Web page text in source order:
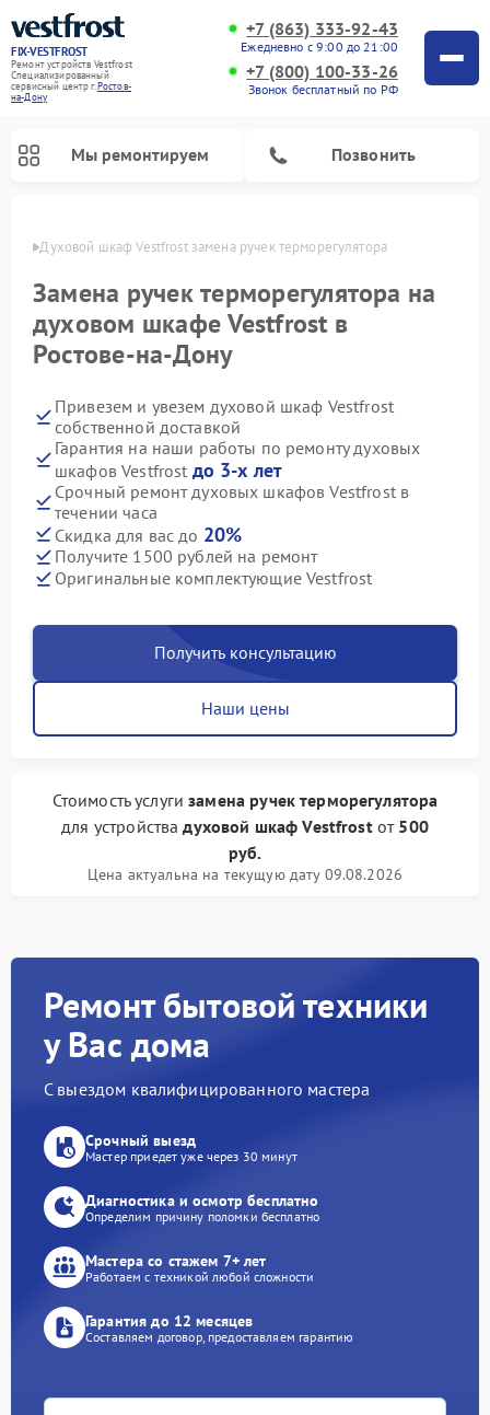
FIX-VESTFROST
Ремонт устройств Vestfrost
Специализированный
cервисный центр г.Ростов-
на-Дону
+7 (863) 333-92-43
Ежедневно с 9:00 до 21:00
+7 (800) 100-33-26
Звонок бесплатный по РФ
Мы ремонтируем Позвонить
Духовой шкаф Vestfrost замена ручек терморегулятора
Замена ручек терморегулятора на
духовом шкафе Vestfrost в
Ростове-на-Дону
Привезем и увезем духовой шкаф Vestfrost
собственной доставкой
Гарантия на наши работы по ремонту духовых
шкафов Vestfrost до 3-х лет
Срочный ремонт духовых шкафов Vestfrost в
течении часа
Скидка для вас до 20%
Получите 1500 рублей на ремонт
Оригинальные комплектующие Vestfrost
Получить консультацию
Наши цены
Стоимость услугизамена ручек терморегулятора
для устройствадуховой шкаф Vestfrostот 500
руб.
Цена актуальна на текущую дату 09.08.2026
Ремонт бытовой техники
у Вас дома
С выездом квалифицированного мастера
Срочный выезд
Мастер приедет уже через 30 минут
Диагностика и осмотр бесплатно
Определим причину поломки бесплатно
Мастера со стажем 7+ лет
Работаем с техникой любой сложности
Гарантия до 12 месяцев
Составляем договор, предоставляем гарантию